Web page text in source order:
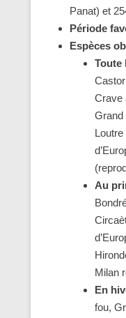
Panat) et
Période
Espèces
Toute
Crave
Grand
Loutre
Au
Milan
En
fou,